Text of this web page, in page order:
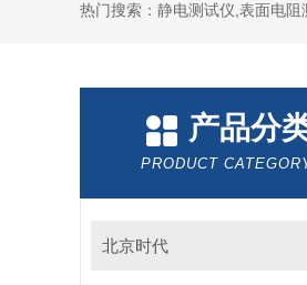
热门搜索：静电测试仪,表面电
产品分
PRODUCT
北京时代